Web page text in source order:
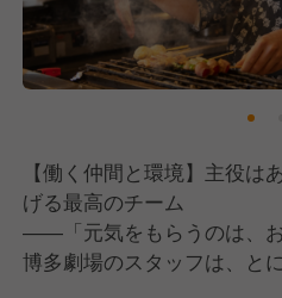
【働く仲間と環境】主役は
げる最高のチーム
――「元気をもらうのは、
博多劇場のスタッフは、と